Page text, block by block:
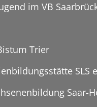
im VB
Trier
SLS
Saar-